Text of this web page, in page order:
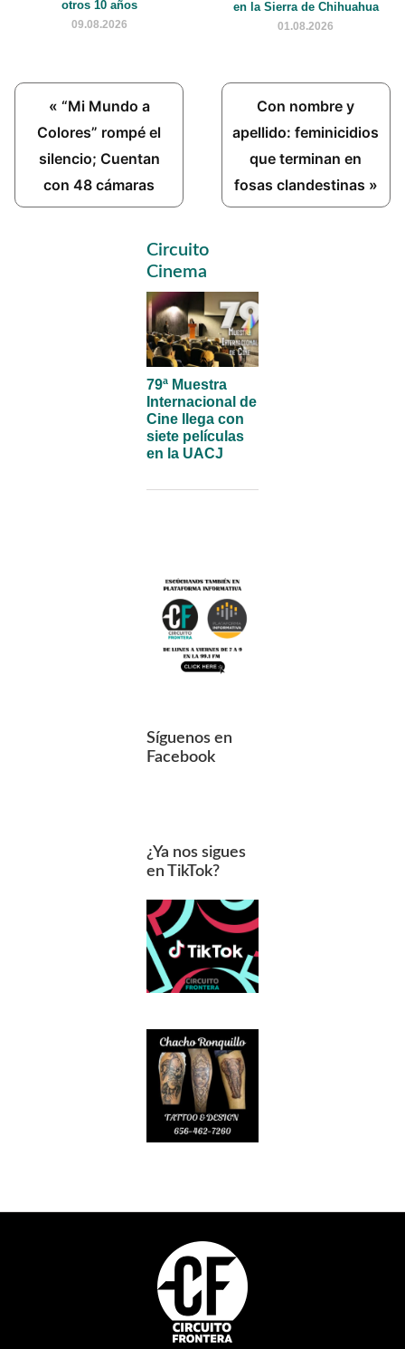
otros 10 años
09.08.2026
en la Sierra de Chihuahua
01.08.2026
Previous
Post:
« “Mi Mundo a
Colores” rompé el
silencio; Cuentan
con 48 cámaras
Next
Post:
Con nombre y
apellido: feminicidios
que terminan en
fosas clandestinas »
Primary
Sidebar
Circuito
Cinema
79ª Muestra
Internacional de
Cine llega con
siete películas
en la UACJ
Síguenos en
Facebook
¿Ya nos sigues
en TikTok?